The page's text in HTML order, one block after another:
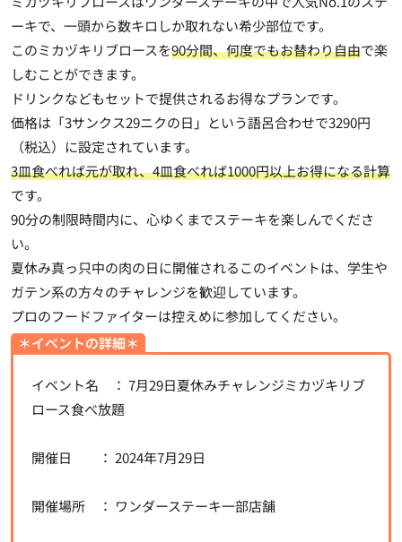
ーキで、一頭から数キロしか取れない希少部位です。
このミカヅキリブロースを90分間、何度でもお替わり自由で楽
しむことができます。
ドリンクなどもセットで提供されるお得なプランです。
価格は「3サンクス29ニクの日」という語呂合わせで3290円
（税込）に設定されています。
3皿食べれば元が取れ、4皿食べれば1000円以上お得になる計算
です。
90分の制限時間内に、心ゆくまでステーキを楽しんでくださ
い。
夏休み真っ只中の肉の日に開催されるこのイベントは、学生や
ガテン系の方々のチャレンジを歓迎しています。
プロのフードファイターは控えめに参加してください。
＊イベントの詳細＊
イベント名 ： 7月29日夏休みチャレンジミカヅキリブ
ロース食べ放題
開催日 ： 2024年7月29日
開催場所 ： ワンダーステーキ一部店舗